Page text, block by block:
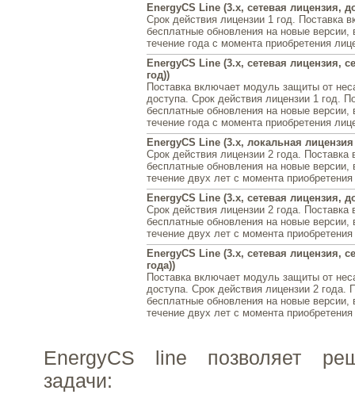
EnergyCS Line (3.x, сетевая лицензия,
Срок действия лицензии 1 год. Поставка
бесплатные обновления на новые
течение года с момента приобретения
EnergyCS Line (3.x, сетевая лицензия,
год))
Поставка включает модуль защиты от
доступа. Срок действия лицензии 1 год.
бесплатные обновления на новые
течение года с момента приобретения
EnergyCS Line (3.x, локальная лицензия
Срок действия лицензии 2 года. Поставка
бесплатные обновления на новые
течение двух лет с момента
EnergyCS Line (3.x, сетевая лицензия,
Срок действия лицензии 2 года. Поставка
бесплатные обновления на новые
течение двух лет с момента
EnergyCS Line (3.x, сетевая лицензия,
года))
Поставка включает модуль защиты от
доступа. Срок действия лицензии 2 года.
бесплатные обновления на новые
течение двух лет с момента
EnergyCS line позволяет
задачи: